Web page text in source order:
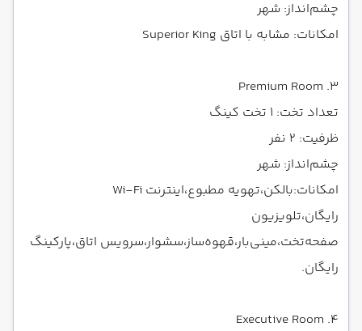
چشم‌انداز: شهر
امکانات: مشابه با اتاق Superior King
3. Premium Room
تعداد تخت: ۱ تخت کینگ
ظرفیت: ۲ نفر
چشم‌انداز: شهر
امکانات:بالکن،تهویه مطبوع،اینترنت Wi-Fi
رایگان،تلویزیون
صفحه‌تخت،مینی‌بار،قهوه‌ساز،سشوار،سرویس اتاق،پارکینگ
رایگان.
4. Executive Room